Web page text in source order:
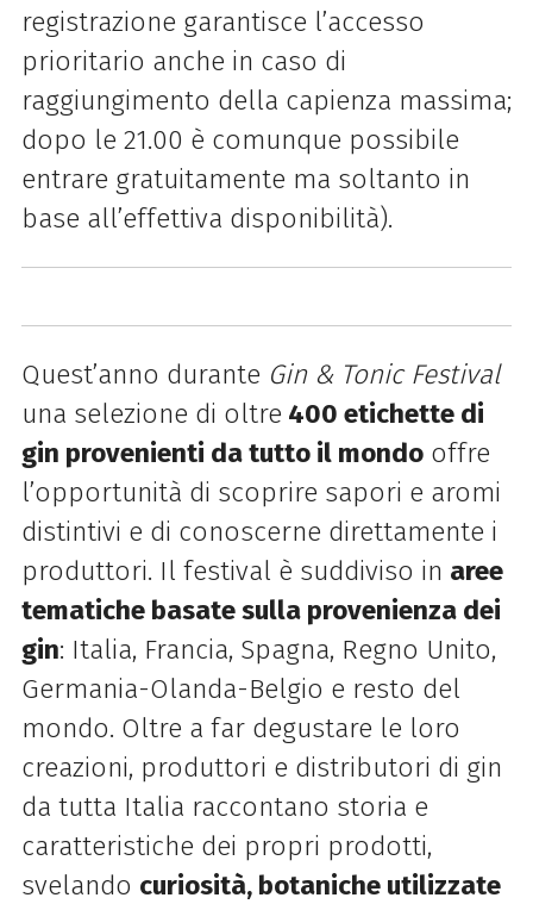
registrazione garantisce l’accesso
prioritario anche in caso di
raggiungimento della capienza massima;
dopo le 21.00 è comunque possibile
entrare gratuitamente ma soltanto in
base all’effettiva disponibilità).
Quest’anno durante Gin & Tonic Festival
una selezione di oltre 400 etichette di
gin provenienti da tutto il mondooffre
l’opportunità di scoprire sapori e aromi
distintivi e di conoscerne direttamente i
produttori. Il festival è suddiviso in aree
tematiche basate sulla provenienza dei
gin: Italia, Francia, Spagna, Regno Unito,
Germania-Olanda-Belgio e resto del
mondo. Oltre a far degustare le loro
creazioni, produttori e distributori di gin
da tutta Italia raccontano storia e
caratteristiche dei propri prodotti,
svelando curiosità, botaniche utilizzate